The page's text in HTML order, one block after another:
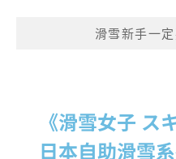
滑雪新手一